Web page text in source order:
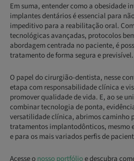
Em suma, entender como a obesidade
implantes dentários é essencial para
impeditivo para a reabilitação oral.
tecnológicas avançadas, protocolos
abordagem centrada no paciente, é
tratamento de forma segura e previsível.
O papel do cirurgião-dentista, nesse
etapa com responsabilidade clínica e
promover qualidade de vida. E, ao se
combinar tecnologia de ponta,
versatilidade clínica, abrimos caminho
tratamentos implantodônticos, mesmo
e para os mais variados perfis de
Acesse onosso portfólioe descubra